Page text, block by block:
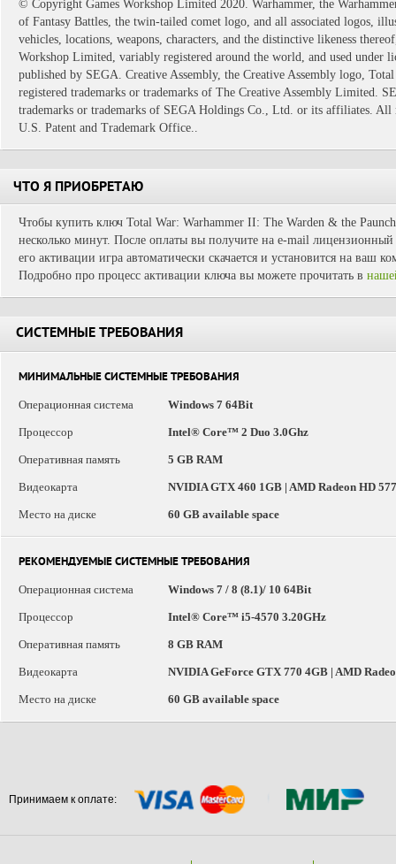
© Copyright Games Workshop Limited 2020. Warhammer, the
of Fantasy Battles, the twin-tailed comet logo, and all associated logos,
vehicles, locations, weapons, characters, and the distinctive likeness
Workshop Limited, variably registered around the world, and used under
published by SEGA. Creative Assembly, the Creative Assembly logo,
registered trademarks or trademarks of The Creative Assembly Limited.
trademarks or trademarks of SEGA Holdings Co., Ltd. or its affiliates. All
U.S. Patent and Trademark Office..
ЧТО Я ПРИОБРЕТАЮ
Чтобы купить ключ Total War: Warhammer II: The Warden & the
несколько минут. После оплаты вы получите на e-mail
его активации игра автоматически скачается и установится на ваш
Подробно про процесс активации ключа вы можете прочитать в
СИСТЕМНЫЕ ТРЕБОВАНИЯ
МИНИМАЛЬНЫЕ СИСТЕМНЫЕ ТРЕБОВАНИЯ
Операционная система
Windows 7 64Bit
Процессор Intel® Core™ 2 Duo 3.0Ghz
Оперативная память 5 GB RAM
Видеокарта NVIDIA GTX 460 1GB | AMD Radeon HD
Место на диске 60 GB available space
РЕКОМЕНДУЕМЫЕ СИСТЕМНЫЕ ТРЕБОВАНИЯ
Операционная система
Windows 7 / 8 (8.1)/ 10 64Bit
Процессор Intel® Core™ i5-4570 3.20GHz
Оперативная память 8 GB RAM
Видеокарта NVIDIA GeForce GTX 770 4GB | AMD
Место на диске 60 GB available space
Принимаем к оплате: